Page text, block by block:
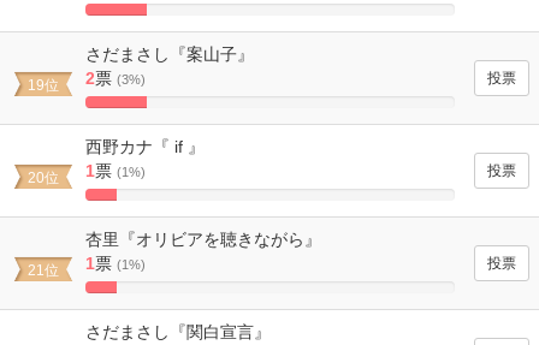
16.666666666667%
19位
さだまさし『案山子』
2票 (3%)
16.666666666667%
20位
西野カナ『 if 』
1票 (1%)
8.3333333333333%
21位
杏里『オリビアを聴きながら』
1票 (1%)
8.3333333333333%
さだまさし『関白宣言』